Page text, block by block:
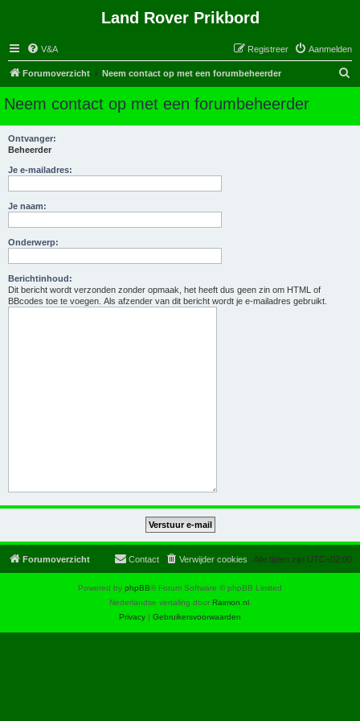
Land Rover Prikbord
V&A Aanmelden
Registreer
Forumoverzicht Neem contact op met een forumbeheerder
Neem contact op met een forumbeheerder
Ontvanger:
Beheerder
Je e-mailadres:
Je naam:
Onderwerp:
Berichtinhoud:
Dit bericht wordt verzonden zonder opmaak, het heeft dus geen zin om HTML of
BBcodes toe te voegen. Als afzender van dit bericht wordt je e-mailadres gebruikt.
Forumoverzicht Alle tijden zijn UTC+02:00
Verwijder cookies
Contact
Powered by phpBB® Forum Software © phpBB Limited
Nederlandse vertaling door Raimon.nl.
Privacy | Gebruikersvoorwaarden